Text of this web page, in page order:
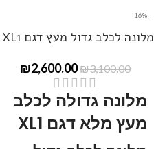
-16%
מלונה לכלב גדול מעץ דגם XL1
₪3,100.00
₪2,600.00
מלונה גדולה לכלב
מעץ מלא דגם XL1